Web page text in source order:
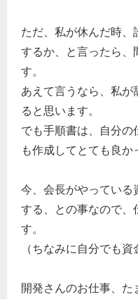
ただ、私が休んだ時
するか、と言ったら、
す。
あえて言うなら、私が
ると思います。
でも手順書は、自分の
も作成してとても良か
今、会長がやっている
する、との事なので、
す。
（ちなみに自分でも
開発さんのお仕事、た